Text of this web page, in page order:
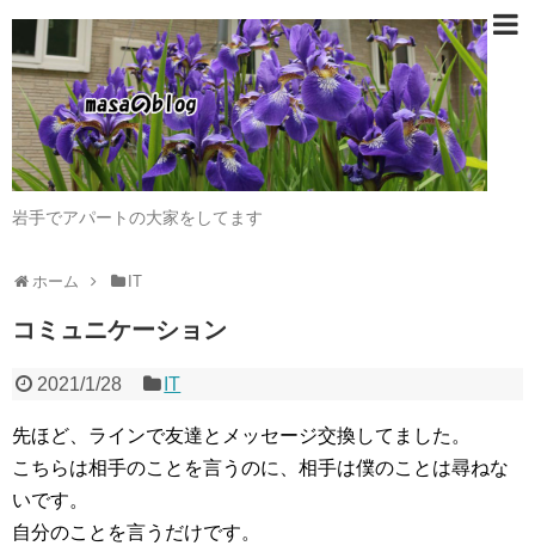
岩手でアパートの大家をしてます
ホーム IT
コミュニケーション
2021/1/28 IT
先ほど、ラインで友達とメッセージ交換してました。
こちらは相手のことを言うのに、相手は僕のことは尋ねな
いです。
自分のことを言うだけです。